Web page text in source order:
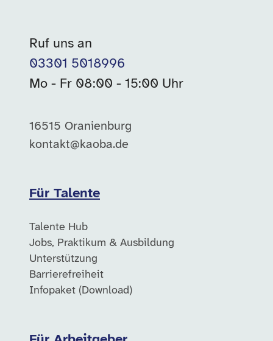
Ruf uns an
03301 5018996
Mo - Fr 08:00 - 15:00 Uhr
16515 Oranienburg
kontakt@kaoba.de
Für Talente
Talente Hub
Jobs, Praktikum & Ausbildung
Unterstützung
Barrierefreiheit
Infopaket (Download)